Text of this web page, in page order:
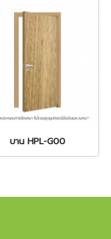
บาน HPL-G00